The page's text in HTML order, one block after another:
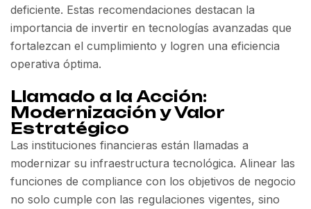
deficiente. Estas recomendaciones destacan la
importancia de invertir en tecnologías avanzadas que
fortalezcan el cumplimiento y logren una eficiencia
operativa óptima.
Llamado a la Acción:
Modernización y Valor
Estratégico
Las instituciones financieras están llamadas a
modernizar su infraestructura tecnológica. Alinear las
funciones de compliance con los objetivos de negocio
no solo cumple con las regulaciones vigentes, sino